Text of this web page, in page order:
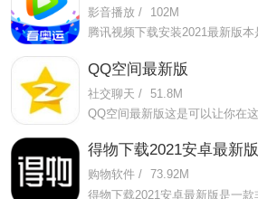
影音播放 /
102M
QQ空间最新版
社交聊天 / 51.8M
得物下载2021安卓最新版
购物软件 / 73.92M